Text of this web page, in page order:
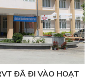
ĐÃ ĐI VÀO HOẠT